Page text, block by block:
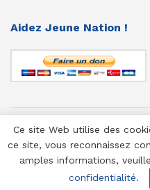
Aidez Jeune Nation !
© 1958-2025 Jeune Nation
Ce site Web utilise des
ce site, vous reconnaissez
amples informations,
confidentialité.